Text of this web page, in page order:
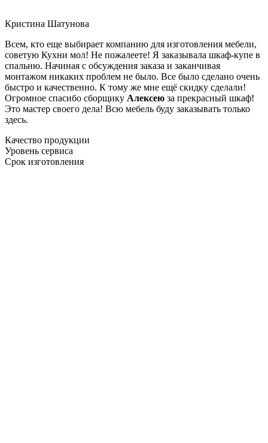
Кристина Шатунова
Всем, кто еще выбирает компанию для изготовления мебели,
советую Кухни мол! Не пожалеете! Я заказывала шкаф-купе в
спальню. Начиная с обсуждения заказа и заканчивая
монтажом никаких проблем не было. Все было сделано очень
быстро и качественно. К тому же мне ещё скидку сделали!
Огромное спасибо сборщику Алексею за прекрасный шкаф!
Это мастер своего дела! Всю мебель буду заказывать только
здесь.
Качество продукции
Уровень сервиса
Срок изготовления